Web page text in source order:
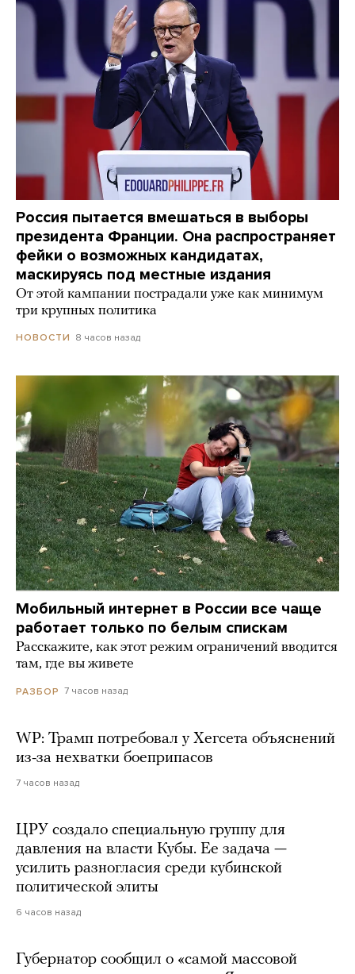
Россия пытается вмешаться в выборы
президента Франции. Она распространяет
фейки о возможных кандидатах,
маскируясь под местные издания
От этой кампании пострадали уже как минимум
три крупных политика
НОВОСТИ 8 часов назад
Мобильный интернет в России все чаще
работает только по белым спискам
Расскажите, как этот режим ограничений вводится
там, где вы живете
РАЗБОР 7 часов назад
WP: Трамп потребовал у Хегсета объяснений
из-за нехватки боеприпасов
7 часов назад
ЦРУ создало специальную группу для
давления на власти Кубы. Ее задача —
усилить разногласия среди кубинской
политической элиты
6 часов назад
Губернатор сообщил о «самой массовой